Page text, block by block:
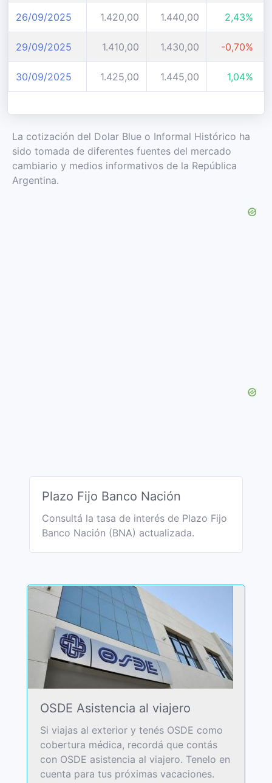
26/09/2025 1.420,00 1.440,00 2,43%
29/09/2025 1.410,00 1.430,00 -0,70%
30/09/2025 1.425,00 1.445,00 1,04%
La cotización del Dolar Blue o Informal Histórico ha
sido tomada de diferentes fuentes del mercado
cambiario y medios informativos de la República
Argentina.
Plazo Fijo Banco Nación
Consultá la tasa de interés de Plazo Fijo
Banco Nación (BNA) actualizada.
OSDE Asistencia al viajero
Si viajas al exterior y tenés OSDE como
cobertura médica, recordá que contás
con OSDE asistencia al viajero. Tenelo en
cuenta para tus próximas vacaciones.